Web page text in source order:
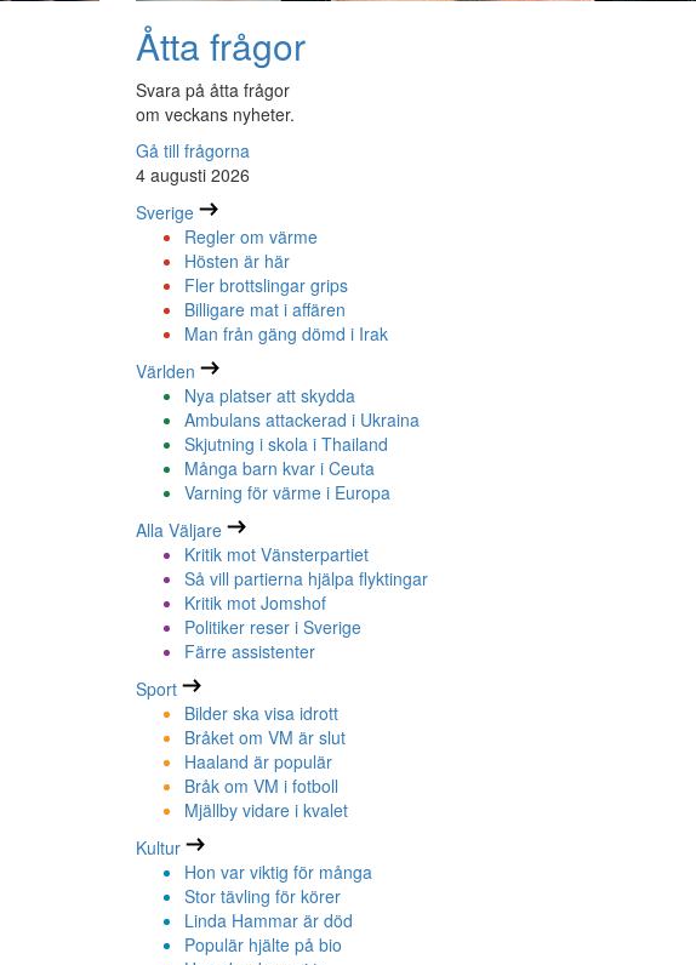
Åtta frågor
Svara på åtta frågor
om veckans nyheter.
Gå till frågorna
4 augusti 2026
Sverige
Regler om värme
Hösten är här
Fler brottslingar grips
Billigare mat i affären
Man från gäng dömd i Irak
Världen
Nya platser att skydda
Ambulans attackerad i Ukraina
Skjutning i skola i Thailand
Många barn kvar i Ceuta
Varning för värme i Europa
Alla Väljare
Kritik mot Vänsterpartiet
Så vill partierna hjälpa flyktingar
Kritik mot Jomshof
Politiker reser i Sverige
Färre assistenter
Sport
Bilder ska visa idrott
Bråket om VM är slut
Haaland är populär
Bråk om VM i fotboll
Mjällby vidare i kvalet
Kultur
Hon var viktig för många
Stor tävling för körer
Linda Hammar är död
Populär hjälte på bio